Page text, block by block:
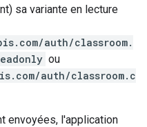
sa variante en lecture
auth/classroom.
ou
auth/classroom.c
envoyées, l'application